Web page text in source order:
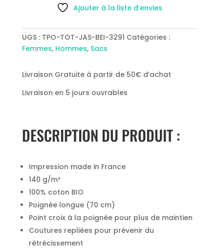
Coton
Ajouter à la liste d’envies
UGS : TPO-TOT-JAS-BEI-3291 Catégories :
Femmes, Hommes, Sacs
Livraison Gratuite à partir de 50€ d’achat
Livraison en 5 jours ouvrables
DESCRIPTION DU PRODUIT :
Impression made in France
140 g/m²
100% coton BIO
Poignée longue (70 cm)
Point croix à la poignée pour plus de maintien
Coutures repliées pour prévenir du
rétrécissement